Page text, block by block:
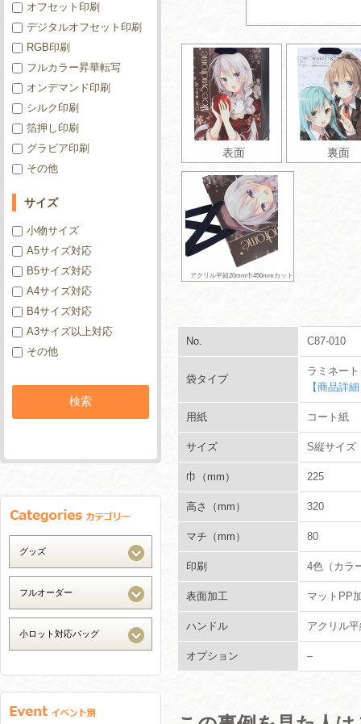
表面 裏面
アクリル平紐20mm巾450mmカット
No. C87-010
袋タイプ
ラミネー
【商品詳
用紙 コート紙
サイズ S縦サイズ
巾（mm） 225
高さ（mm） 320
マチ（mm） 80
印刷 4色（カラ
表面加工 マットPP
ハンドル アクリル
オプション –
オフセット印刷
デジタルオフセット印刷
RGB印刷
フルカラー昇華転写
オンデマンド印刷
シルク印刷
箔押し印刷
グラビア印刷
その他
サイズ
小物サイズ
A5サイズ対応
B5サイズ対応
A4サイズ対応
B4サイズ対応
A3サイズ以上対応
その他